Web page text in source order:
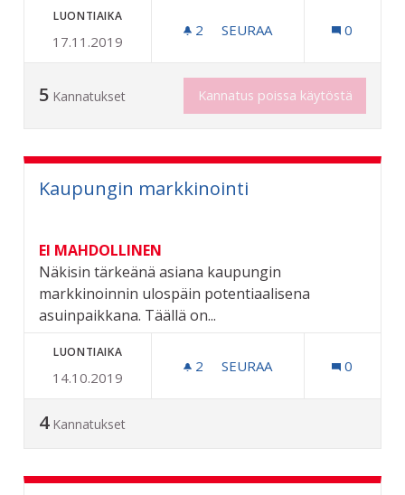
LUONTIAIKA
17.11.2019
2 2 SEURAAJAA
SEURAA 0
5 Kannatukset Kannatus poissa käytöstä
Kaupungin markkinointi
EI MAHDOLLINEN
Näkisin tärkeänä asiana kaupungin
markkinoinnin ulospäin potentiaalisena
asuinpaikkana. Täällä on...
LUONTIAIKA
14.10.2019
2 2 SEURAAJAA
SEURAA 0
4 Kannatukset